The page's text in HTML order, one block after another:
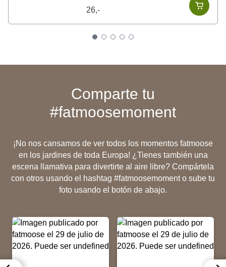
26,-
Comparte tu
#fatmoosemoment
¡No nos cansamos de ver todos los momentos fatmoose
en los jardines de toda Europa! ¿Tienes también una
escena llamativa para divertirte al aire libre? Compártela
con otros usando el hashtag #fatmoosemoment o sube tu
foto usando el botón de abajo.